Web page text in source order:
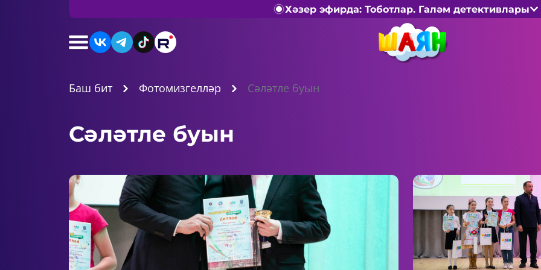
Хәзер эфирда: Тоботлар. Галәм детективлары
Баш бит Фотомизгелләр Сәләтле буын
Сәләтле буын